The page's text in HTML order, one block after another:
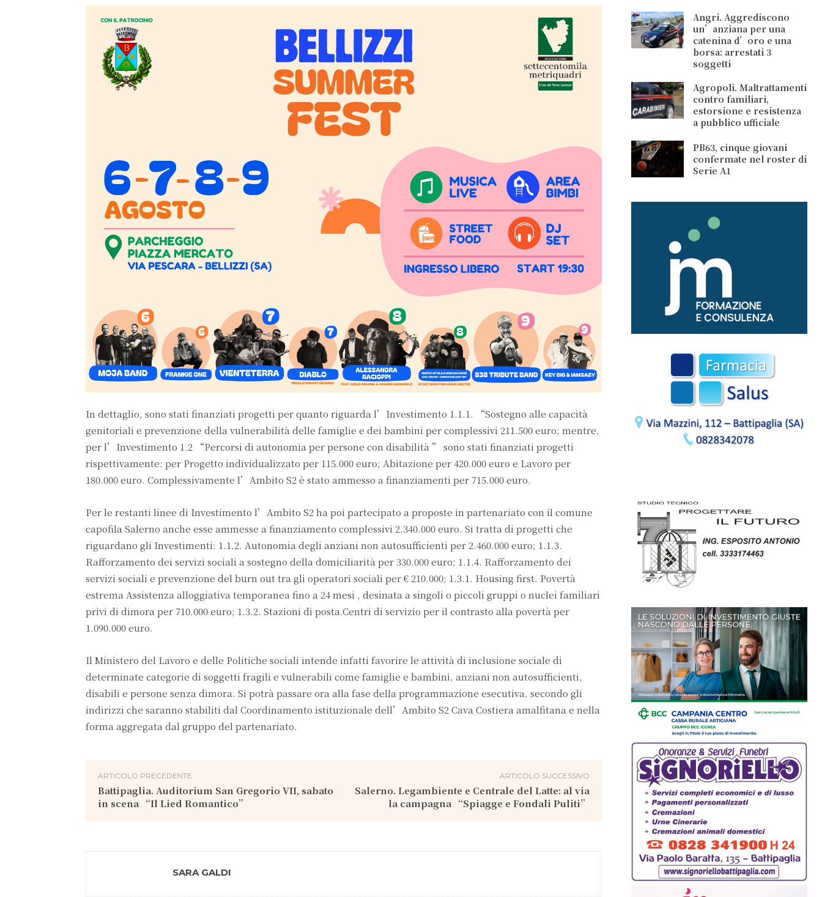
In dettaglio, sono stati finanziati progetti per quanto riguarda l’Investimento 1.1.1. “Sostegno alle capacità
genitoriali e prevenzione della vulnerabilità delle famiglie e dei bambini per complessivi 211.500 euro; mentre,
per l’Investimento 1.2 “Percorsi di autonomia per persone con disabilità ” sono stati finanziati progetti
rispettivamente: per Progetto individualizzato per 115.000 euro; Abitazione per 420.000 euro e Lavoro per
180.000 euro. Complessivamente l’Ambito S2 è stato ammesso a finanziamenti per 715.000 euro.
Per le restanti linee di Investimento l’Ambito S2 ha poi partecipato a proposte in partenariato con il comune
capofila Salerno anche esse ammesse a finanziamento complessivi 2.340.000 euro. Si tratta di progetti che
riguardano gli Investimenti: 1.1.2. Autonomia degli anziani non autosufficienti per 2.460.000 euro; 1.1.3.
Rafforzamento dei servizi sociali a sostegno della domiciliarità per 330.000 euro; 1.1.4. Rafforzamento dei
servizi sociali e prevenzione del burn out tra gli operatori sociali per € 210.000; 1.3.1. Housing first. Povertà
estrema Assistenza alloggiativa temporanea fino a 24 mesi , desinata a singoli o piccoli gruppi o nuclei familiari
privi di dimora per 710.000 euro; 1.3.2. Stazioni di posta.Centri di servizio per il contrasto alla povertà per
1.090.000 euro.
Il Ministero del Lavoro e delle Politiche sociali intende infatti favorire le attività di inclusione sociale di
determinate categorie di soggetti fragili e vulnerabili come famiglie e bambini, anziani non autosufficienti,
disabili e persone senza dimora. Si potrà passare ora alla fase della programmazione esecutiva, secondo gli
indirizzi che saranno stabiliti dal Coordinamento istituzionale dell’Ambito S2 Cava Costiera amalfitana e nella
forma aggregata dal gruppo del partenariato.
ARTICOLO PRECEDENTE
Battipaglia. Auditorium San Gregorio VII, sabato
in scena “Il Lied Romantico”
ARTICOLO SUCCESSIVO
Salerno. Legambiente e Centrale del Latte: al via
la campagna “Spiagge e Fondali Puliti”
SARA GALDI
Angri. Aggrediscono
un’anziana per una
catenina d’oro e una
borsa: arrestati 3
soggetti
Agropoli. Maltrattamenti
contro familiari,
estorsione e resistenza
a pubblico ufficiale
PB63, cinque giovani
confermate nel roster di
Serie A1